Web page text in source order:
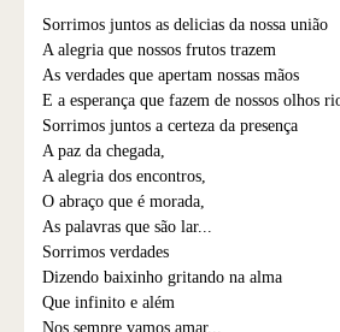
Sorrimos juntos as delicias da nossa união
A alegria que nossos frutos trazem
As verdades que apertam nossas mãos
E a esperança que fazem de nossos olhos
Sorrimos juntos a certeza da presença
A paz da chegada,
A alegria dos encontros,
O abraço que é morada,
As palavras que são lar...
Sorrimos verdades
Dizendo baixinho gritando na alma
Que infinito e além
Nos sempre vamos amar...